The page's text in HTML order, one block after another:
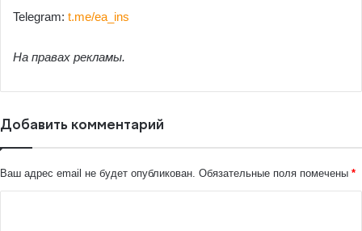
Telegram: t.me/ea_ins
На правах рекламы.
Добавить комментарий
Ваш адрес email не будет опубликован. Обязательные поля помечены *